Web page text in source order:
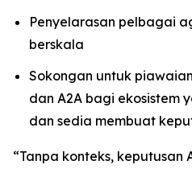
Penyelarasan pelbagai
berskala
Sokongan untuk
dan A2A bagi ekosistem
dan sedia membuat
“Tanpa konteks,